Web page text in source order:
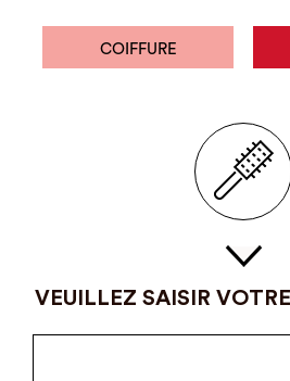
COIFFURE
VEUILLEZ SAISIR